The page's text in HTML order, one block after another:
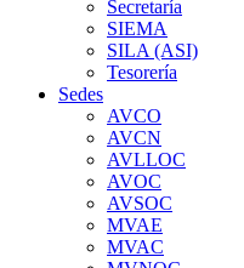
Secretaría
SIEMA
SILA (ASI)
Tesorería
Sedes
AVCO
AVCN
AVLLOC
AVOC
AVSOC
MVAE
MVAC